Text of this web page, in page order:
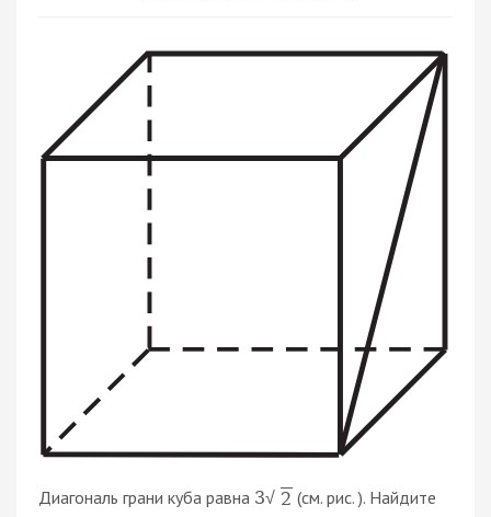
Диагональ грани куба равна 3√ 2 (см. рис. ). Найдите